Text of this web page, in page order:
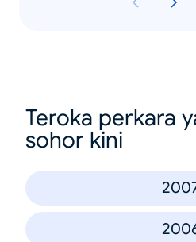
Teroka perkara
sohor kini